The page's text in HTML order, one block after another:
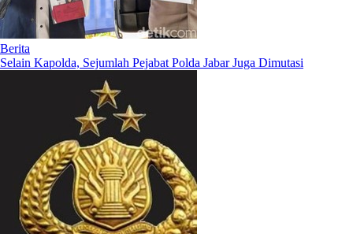
Berita
Selain Kapolda, Sejumlah Pejabat Polda Jabar Juga Dimutasi